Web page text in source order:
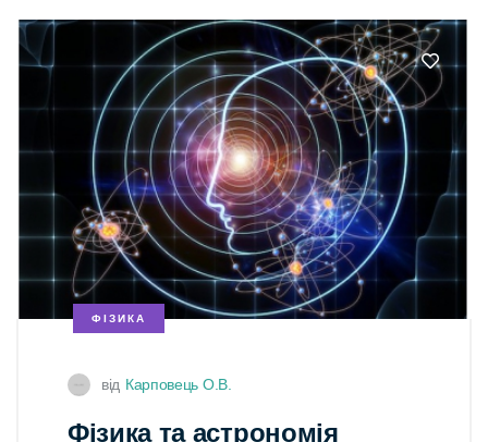
ФІЗИКА
від Карповець О.В.
Фізика та астрономія